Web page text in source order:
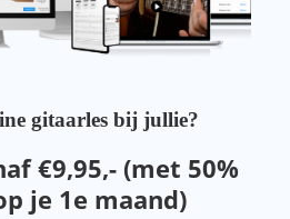
gitaarles bij jullie?
€9,95,- (met 50%
je 1e maand)